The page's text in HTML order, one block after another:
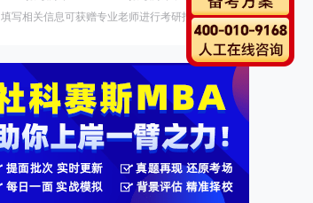
填写相关信息可获赠专业老师进行考研指导。